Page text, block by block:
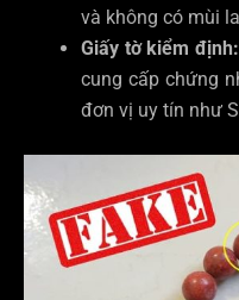
và không có mùi
Giấy tờ kiểm định:
cung cấp chứng
đơn vị uy tín như